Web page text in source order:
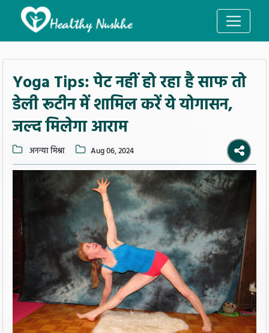
Yoga Tips: पेट नहीं हो रहा है साफ तो
डेली रूटीन में शामिल करें ये योगासन,
जल्द मिलेगा आराम
अनन्या मिश्रा Aug 06, 2024